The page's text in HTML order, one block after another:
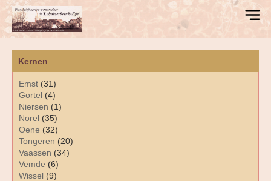
Kernen
Emst (31)
Gortel (4)
Niersen (1)
Norel (35)
Oene (32)
Tongeren (20)
Vaassen (34)
Vemde (6)
Wissel (9)